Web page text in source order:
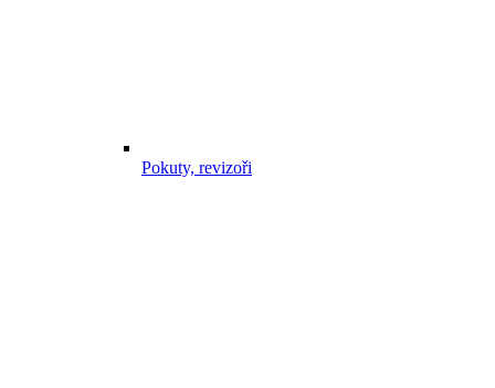
Pokuty, revizoři